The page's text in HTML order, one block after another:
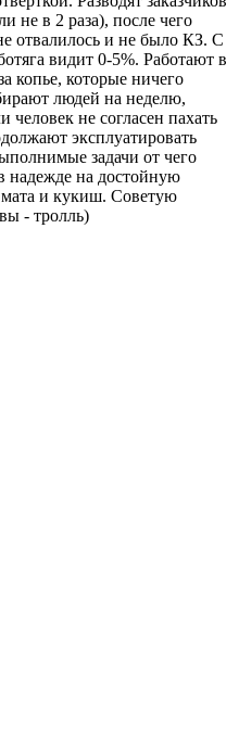
не в 2 раза), после чего
отвалилось и не было КЗ. С
видит 0-5%. Работают в
копье, которые ничего
людей на неделю,
человек не согласен пахать
эксплуатировать
задачи от чего
надежде на достойную
мата и кукиш. Советую
- тролль)